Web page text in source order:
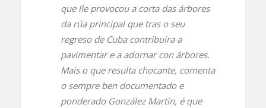
que lle provocou a corta das árbores
da rúa principal que tras o seu
regreso de Cuba contribuira a
pavimentar e a adornar con árbores.
Mais o que resulta chocante, comenta
o sempre ben documentado e
ponderado González Martín, é que